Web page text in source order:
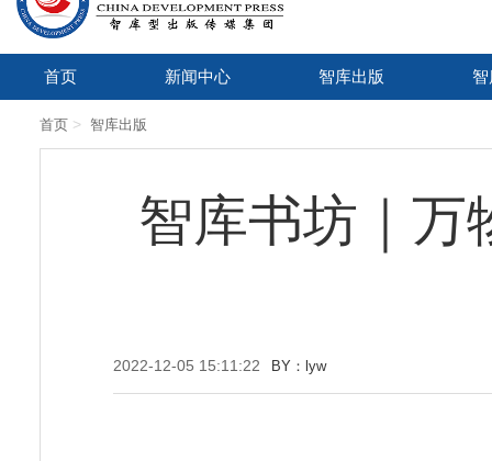
首页 新闻中心 智库出版
首页 > 智库出版
智库书坊｜万
2022-12-05 15:11:22 BY：lyw